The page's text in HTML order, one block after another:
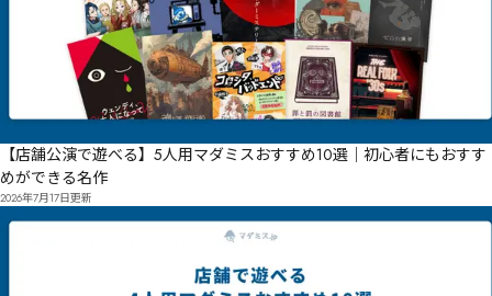
【店舗公演で遊べる】5人用マダミスおすすめ10選｜初心者にもおすす
めができる名作
2026年7月17日更新